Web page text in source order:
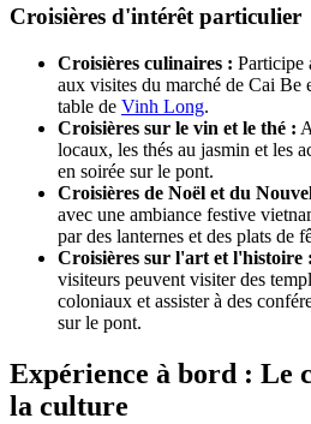
Croisières d'intérêt particulier
Croisières culinaires : Participe
aux visites du marché de Cai Be
table de Vinh Long.
Croisières sur le vin et le thé :
locaux, les thés au jasmin et les
en soirée sur le pont.
Croisières de Noël et du
avec une ambiance festive
par des lanternes et des plats de
Croisières sur l'art et l'histoire :
visiteurs peuvent visiter des
coloniaux et assister à des
sur le pont.
Expérience à bord : Le
la culture